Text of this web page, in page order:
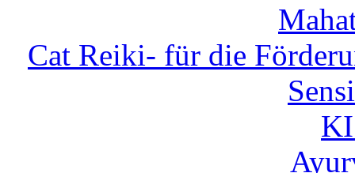
Cat Reiki- für die